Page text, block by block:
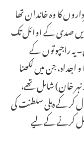
کا وہ خاندان تھا
صدی کے اوائل تک
یہ راجپوتوں کے
جن میں لکھنا
نہر خان) شامل تھے،
کر کے دہلی سلطنت کی
کرنے کے لیے